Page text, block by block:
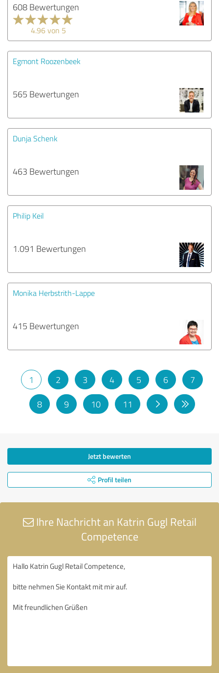
608 Bewertungen
4.96 von 5
Egmont Roozenbeek
565 Bewertungen
Dunja Schenk
463 Bewertungen
Philip Keil
1.091 Bewertungen
Monika Herbstrith-Lappe
415 Bewertungen
1 2 3 4 5 6 7
8 9 10 11
Jetzt bewerten
Profil teilen
Ihre Nachricht an Katrin Gugl Retail
Competence